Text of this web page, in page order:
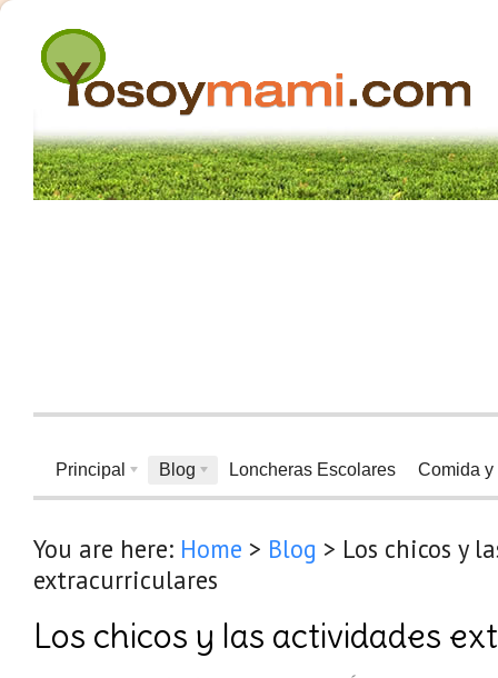
Principal Blog Loncheras Escolares Comida y
You are here: Home > Blog > Los chicos y
extracurriculares
Los chicos y las actividades